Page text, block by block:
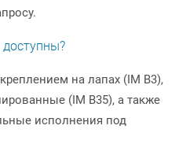
на лапах (IM B3),
(IM B35), а также
исполнения под